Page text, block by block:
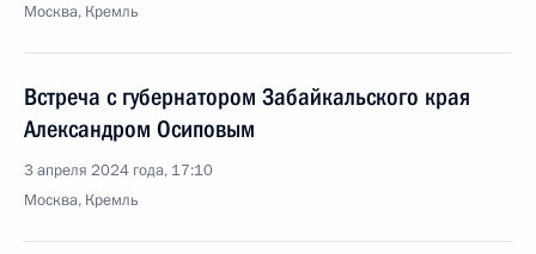
Москва, Кремль
Встреча с губернатором Забайкальского края
Александром Осиповым
3 апреля 2024 года, 17:10
Москва, Кремль